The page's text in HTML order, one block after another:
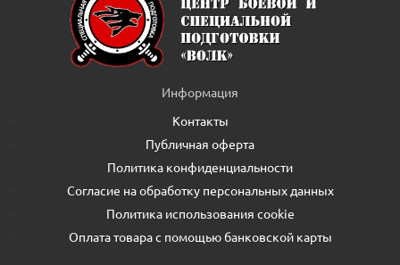
Информация
Контакты
Публичная оферта
Политика конфиденциальности
Согласие на обработку персональных данных
Политика использования cookie
Оплата товара с помощью банковской карты